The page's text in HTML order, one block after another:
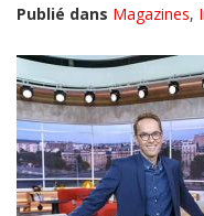
Publié dans Magazines,